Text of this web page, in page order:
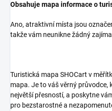
Obsahuje mapa informace o
Ano, atraktivní místa jsou
takže vám neunikne žádný
Turistická mapa SHOCart v
mapa. Je to váš věrný průvodce,
největší přesností, a poskytne
pro bezstarostné a